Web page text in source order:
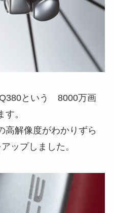
という 8000万画
。
高解像度がわかりずら
ップしました。